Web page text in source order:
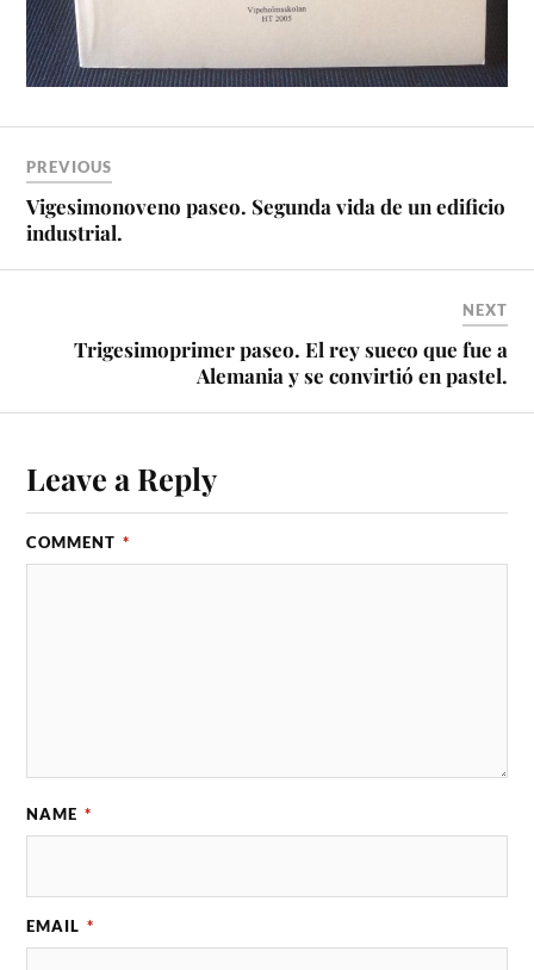
PREVIOUS
Vigesimonoveno paseo. Segunda vida de un edificio
industrial.
NEXT
Trigesimoprimer paseo. El rey sueco que fue a
Alemania y se convirtió en pastel.
Leave a Reply
COMMENT *
NAME *
EMAIL *